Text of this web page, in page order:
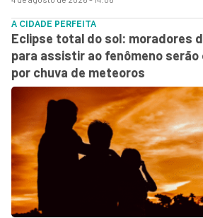
A CIDADE PERFEITA
Eclipse total do sol: moradores
para assistir ao fenômeno
por chuva de meteoros